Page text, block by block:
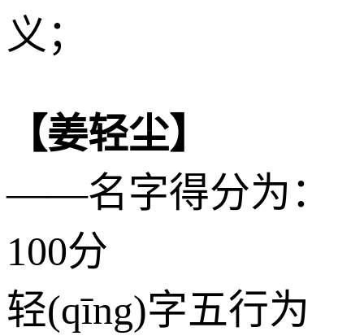
义；
【姜轻尘】
——名字得分为：
100分
轻(qīng)字五行为